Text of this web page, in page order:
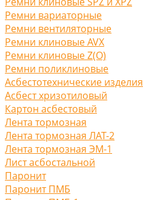
Ремни вариаторные
Ремни вентиляторные
Ремни клиновые AVX
Ремни клиновые Z(O)
Ремни поликлиновые
Асбестотехнические изделия
Асбест хризотиловый
Картон асбестовый
Лента тормозная
Лента тормозная ЛАТ-2
Лента тормозная ЭМ-1
Лист асбостальной
Паронит
Паронит ПМБ